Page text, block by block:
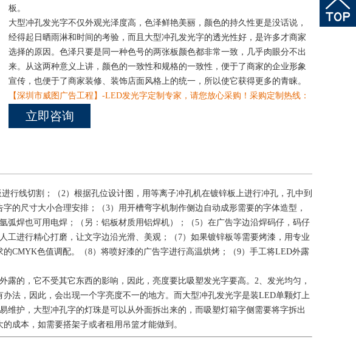
板。
大型冲孔发光字不仅外观光泽度高，色泽鲜艳美丽，颜色的持久性更是没话说，
经得起日晒雨淋和时间的考验，而且大型冲孔发光字的透光性好，是许多才商家
选择的原因。色泽只要是同一种色号的两张板颜色都非常一致，几乎肉眼分不出
来。从这两种意义上讲，颜色的一致性和规格的一致性，便于了商家的企业形象
宣传，也便于了商家装修、装饰店面风格上的统一，所以使它获得更多的青睐。
【深圳市威图广告工程】-LED发光字定制专家，请您放心采购！采购定制热线：
189 8879 2860
立即咨询
行线切割；（2）根据孔位设计图，用等离子冲孔机在镀锌板上进行冲孔，孔中到
的尺寸大小合理安排；（3）用开槽弯字机制作侧边自动成形需要的字体造型，
弧焊也可用电焊；（另：铝板材质用铝焊机）；（5）在广告字边沿焊码仔，码仔
工进行精心打磨，让文字边沿光滑、美观；（7）如果镀锌板等需要烤漆，用专业
CMYK色值调配。（8）将喷好漆的广告字进行高温烘烤；（9）手工将LED外露
露的，它不受其它东西的影响，因此，亮度要比吸塑发光字要高。2、发光均匀，
法，因此，会出现一个字亮度不一的地方。而大型冲孔发光字是装LED单颗灯上
维护，大型冲孔字的灯珠是可以从外面拆出来的，而吸塑灯箱字侧需要将字拆出
成本，如需要搭架子或者租用吊篮才能做到。